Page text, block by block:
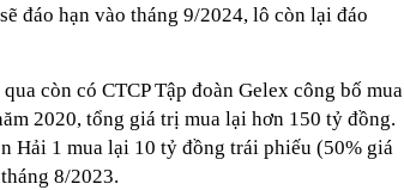
đáo hạn vào tháng 9/2024, lô còn lại đáo
còn có CTCP Tập đoàn Gelex công bố mua
2020, tổng giá trị mua lại hơn 150 tỷ đồng.
Hải 1 mua lại 10 tỷ đồng trái phiếu (50% giá
8/2023.